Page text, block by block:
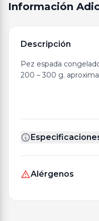
Información
Descripción
Pez espada
200 – 300 g.
Alérgenos